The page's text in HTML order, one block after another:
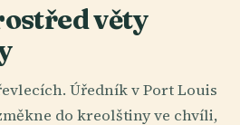
věty
Úředník v Port Louis
do kreolštiny ve chvíli,